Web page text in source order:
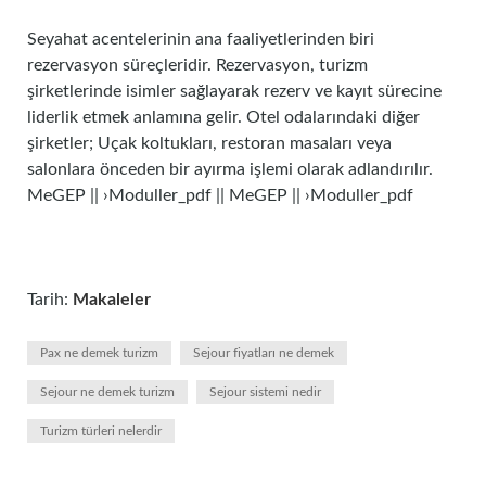
Seyahat acentelerinin ana faaliyetlerinden biri
rezervasyon süreçleridir. Rezervasyon, turizm
şirketlerinde isimler sağlayarak rezerv ve kayıt sürecine
liderlik etmek anlamına gelir. Otel odalarındaki diğer
şirketler; Uçak koltukları, restoran masaları veya
salonlara önceden bir ayırma işlemi olarak adlandırılır.
MeGEP || ›Moduller_pdf || MeGEP || ›Moduller_pdf
Tarih: Makaleler
Pax ne demek turizm Sejour fiyatları ne demek
Sejour ne demek turizm Sejour sistemi nedir
Turizm türleri nelerdir